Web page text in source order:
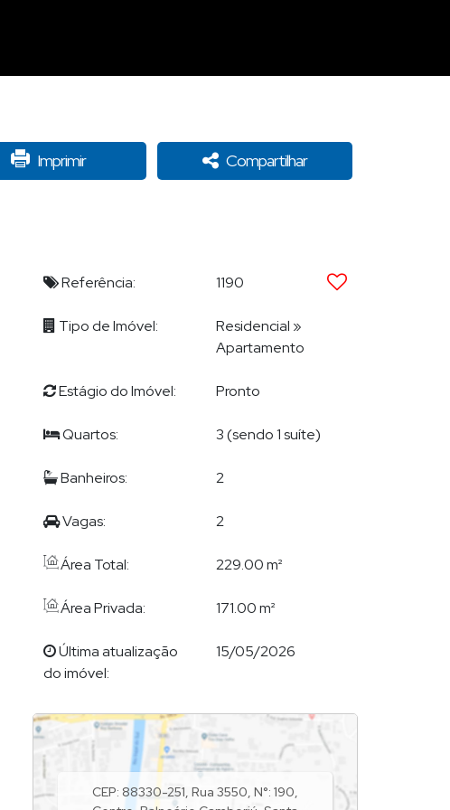
Imprimir Compartilhar
Referência: 1190
Tipo de Imóvel: Residencial »
Apartamento
Estágio do Imóvel: Pronto
Quartos: 3 (sendo 1 suíte)
Banheiros: 2
Vagas: 2
Área Total: 229.00 m²
Área Privada: 171.00 m²
Última atualização
do imóvel:
15/05/2026
CEP: 88330-251, Rua 3550, N°: 190,